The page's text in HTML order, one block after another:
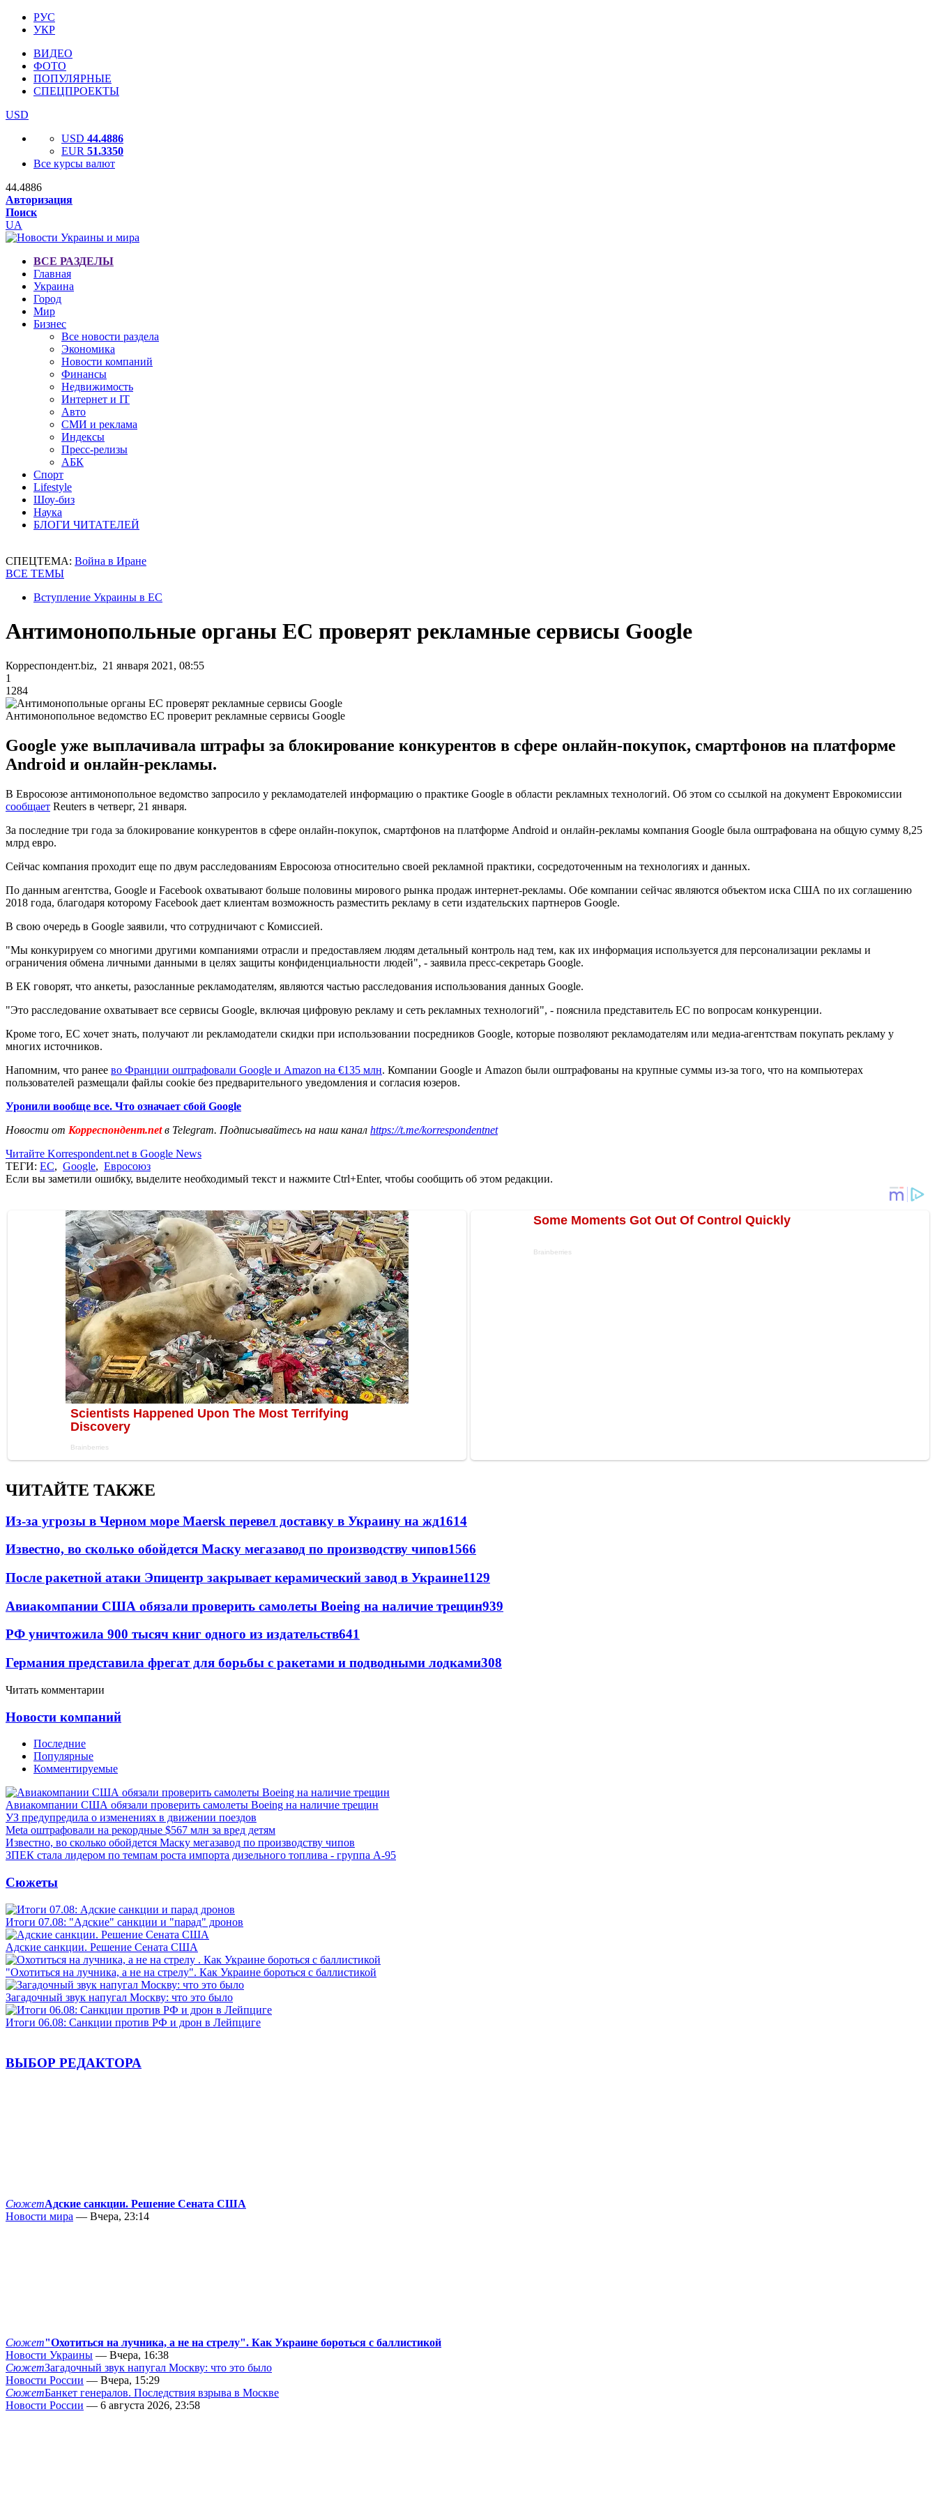
РУС
УКР
ВИДЕО
ФОТО
ПОПУЛЯРНЫЕ
СПЕЦПРОЕКТЫ
USD
USD 44.4886
EUR 51.3350
Все курсы валют
44.4886
Авторизация
Поиск
UA
ВСЕ РАЗДЕЛЫ
Главная
Украина
Город
Мир
Бизнес
Все новости раздела
Экономика
Новости компаний
Финансы
Недвижимость
Интернет и IT
Авто
СМИ и реклама
Индексы
Пресс-релизы
АБК
Спорт
Lifestyle
Шоу-биз
Наука
БЛОГИ ЧИТАТЕЛЕЙ
СПЕЦТЕМА: Война в Иране
ВСЕ ТЕМЫ
Вступление Украины в ЕС
Антимонопольные органы ЕС проверят рекламные сервисы Google
Корреспондент.biz, 21 января 2021, 08:55
1
1284
Антимонопольное ведомство ЕС проверит рекламные сервисы Google
Google уже выплачивала штрафы за блокирование конкурентов в сфере онлайн-покупок, смартфонов на платформе
Android и онлайн-рекламы.
В Евросоюзе антимонопольное ведомство запросило у рекламодателей информацию о практике Google в области рекламных технологий. Об этом со ссылкой на документ Еврокомиссии
сообщает Reuters в четверг, 21 января.
За последние три года за блокирование конкурентов в сфере онлайн-покупок, смартфонов на платформе Android и онлайн-рекламы компания Google была оштрафована на общую сумму 8,25
млрд евро.
Сейчас компания проходит еще по двум расследованиям Евросоюза относительно своей рекламной практики, сосредоточенным на технологиях и данных.
По данным агентства, Google и Facebook охватывают больше половины мирового рынка продаж интернет-рекламы. Обе компании сейчас являются объектом иска США по их соглашению
2018 года, благодаря которому Facebook дает клиентам возможность разместить рекламу в сети издательских партнеров Google.
В свою очередь в Google заявили, что сотрудничают с Комиссией.
"Мы конкурируем со многими другими компаниями отрасли и предоставляем людям детальный контроль над тем, как их информация используется для персонализации рекламы и
ограничения обмена личными данными в целях защиты конфиденциальности людей", - заявила пресс-секретарь Google.
В ЕК говорят, что анкеты, разосланные рекламодателям, являются частью расследования использования данных Google.
"Это расследование охватывает все сервисы Google, включая цифровую рекламу и сеть рекламных технологий", - пояснила представитель ЕС по вопросам конкуренции.
Кроме того, ЕС хочет знать, получают ли рекламодатели скидки при использовании посредников Google, которые позволяют рекламодателям или медиа-агентствам покупать рекламу у
многих источников.
Напомним, что ранее во Франции оштрафовали Google и Amazon на €135 млн. Компании Google и Amazon были оштрафованы на крупные суммы из-за того, что на компьютерах
пользователей размещали файлы cookie без предварительного уведомления и согласия юзеров.
Уронили вообще все. Что означает сбой Google
Новости от Корреспондент.netв Telegram. Подписывайтесь на наш канал https://t.me/korrespondentnet
Читайте Korrespondent.net в Google News
ТЕГИ: ЕС, Google, Евросоюз
Если вы заметили ошибку, выделите необходимый текст и нажмите Ctrl+Enter, чтобы сообщить об этом редакции.
ЧИТАЙТЕ ТАКЖЕ
Из-за угрозы в Черном море Maersk перевел доставку в Украину на жд1614
Известно, во сколько обойдется Маску мегазавод по производству чипов1566
После ракетной атаки Эпицентр закрывает керамический завод в Украине1129
Авиакомпании США обязали проверить самолеты Boeing на наличие трещин939
РФ уничтожила 900 тысяч книг одного из издательств641
Германия представила фрегат для борьбы с ракетами и подводными лодками308
Читать комментарии
Новости компаний
Последние
Популярные
Комментируемые
Авиакомпании США обязали проверить самолеты Boeing на наличие трещин
УЗ предупредила о изменениях в движении поездов
Meta оштрафовали на рекордные $567 млн за вред детям
Известно, во сколько обойдется Маску мегазавод по производству чипов
ЗПЕК стала лидером по темпам роста импорта дизельного топлива - группа А-95
Сюжеты
Итоги 07.08: "Адские" санкции и "парад" дронов
Адские санкции. Решение Сената США
"Охотиться на лучника, а не на стрелу". Как Украине бороться с баллистикой
Загадочный звук напугал Москву: что это было
Итоги 06.08: Санкции против РФ и дрон в Лейпциге
ВЫБОР РЕДАКТОРА
СюжетАдские санкции. Решение Сената США
Новости мира — Вчера, 23:14
Сюжет"Охотиться на лучника, а не на стрелу". Как Украине бороться с баллистикой
Новости Украины — Вчера, 16:38
СюжетЗагадочный звук напугал Москву: что это было
Новости России — Вчера, 15:29
СюжетБанкет генералов. Последствия взрыва в Москве
Новости России — 6 августа 2026, 23:58